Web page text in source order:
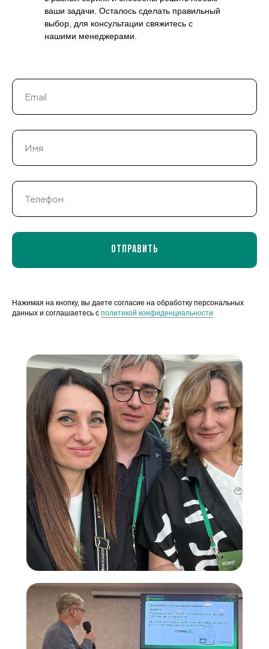
ваши задачи. Осталось сделать правильный
выбор, для консультации свяжитесь с
нашими менеджерами.
Отправить
Нажимая на кнопку, вы даете согласие на обработку персональных
данных и соглашаетесь c политикой конфиденциальности